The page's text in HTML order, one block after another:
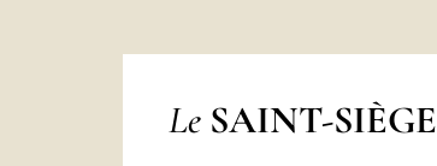
Le SAINT-SIÈGE